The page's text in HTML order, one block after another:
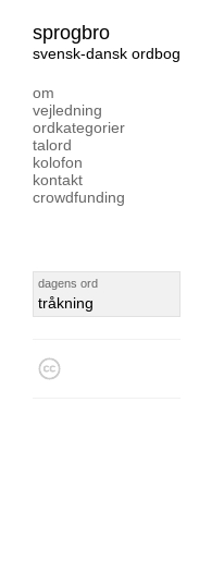
sprogbro
svensk-dansk ordbog
om
vejledning
ordkategorier
talord
kolofon
kontakt
crowdfunding
dagens ord
tråkning